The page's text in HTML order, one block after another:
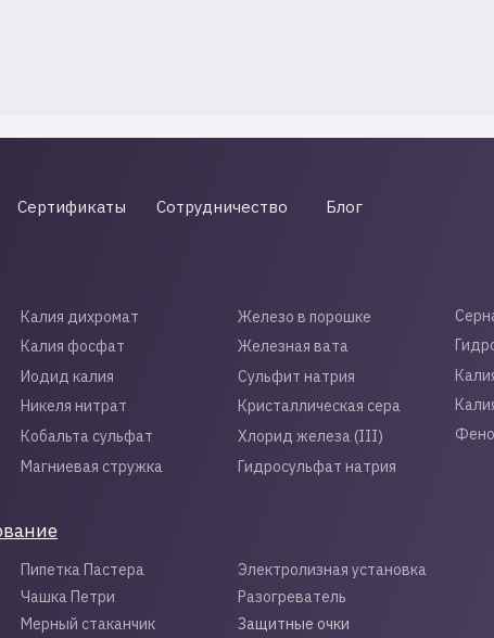
Блог
Сотрудничество
Сертификаты
Разогреватель
Электролизная установка
Пипетка Пастера
Чашка Петри
Защитные очки
Мерный стаканчик
Магниевая стружка
Кобальта сульфат
Никеля нитрат
Иодид калия
Калия фосфат
Калия дихромат
Гидросульфат натрия
Хлорид железа (III)
Кристаллическая сера
Сульфит натрия
Железная вата
Железо в порошке